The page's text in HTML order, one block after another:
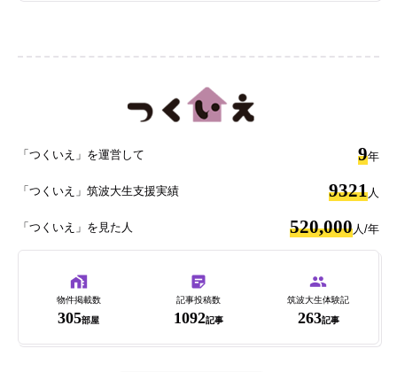
「つくいえ」を運営して 9年
「つくいえ」筑波大生支援実績 9321人
「つくいえ」を見た人 520,000人/年
物件掲載数
305部屋
記事投稿数
1092記事
筑波大生体験記
263記事